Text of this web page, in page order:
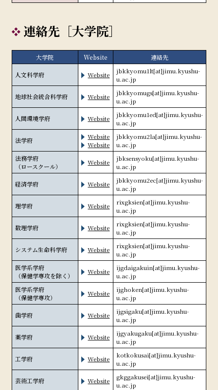
連絡先［大学院］
大学院 Website 連絡先
人文科学府 Website
jbkkyomu1lt[at]jimu.kyushu-
u.ac.jp
地球社会統合科学府 Website
jbkkyomugs[at]jimu.kyushu-
u.ac.jp
人間環境学府 Website
jbkkyomu1ed[at]jimu.kyushu-
u.ac.jp
法学府
Website
Website
jbkkyomu2la[at]jimu.kyushu-
u.ac.jp
法務学府
（ロースクール）
Website
jbksensyoku[at]jimu.kyushu-
u.ac.jp
経済学府 Website
jbkkyomu2ec[at]jimu.kyushu-
u.ac.jp
理学府 Website
rixgksien[at]jimu.kyushu-
u.ac.jp
数理学府 Website
rixgksien[at]jimu.kyushu-
u.ac.jp
システム生命科学府 Website
rixgksien[at]jimu.kyushu-
u.ac.jp
医学系学府
（保健学専攻を除く）
Website
ijgdaigakuin[at]jimu.kyushu-
u.ac.jp
医学系学府
（保健学専攻）
Website
ijghoken[at]jimu.kyushu-
u.ac.jp
歯学府 Website
ijgsigaku[at]jimu.kyushu-
u.ac.jp
薬学府 Website
ijgyakugaku[at]jimu.kyushu-
u.ac.jp
工学府 Website
kotkokusai[at]jimu.kyushu-
u.ac.jp
芸術工学府 Website
gkggakusei[at]jimu.kyushu-
u.ac.jp